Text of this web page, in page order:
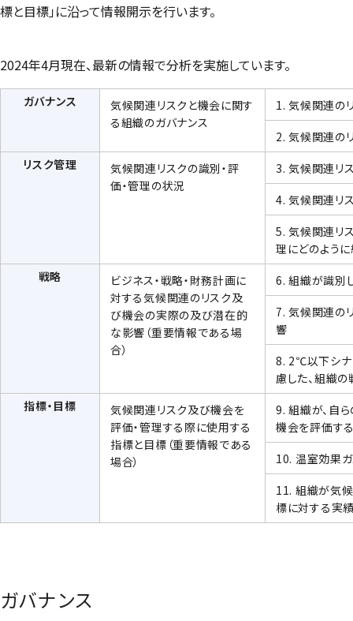
標と目標」に沿って情報開示を行います。
2024年4月現在、最新の情報で分析を実施しています。
ガバナンス
気候関連リスクと機会に関す
る組織のガバナンス
1. 気候関連の
2. 気候関連の
リスク管理
気候関連リスクの識別・評
価・管理の状況
3. 気候関連リ
4. 気候関連リ
5. 気候関連リ
理にどのよう
戦略
ビジネス・戦略・財務計画に
対する気候関連のリスク及
び機会の実際の及び潜在的
な影響（重要情報である場
合）
6. 組織が識別
7. 気候関連の
響
8. 2℃以下シナ
慮した、組織
指標・目標
気候関連リスク及び機会を
評価・管理する際に使用する
指標と目標（重要情報である
場合）
9. 組織が、自
機会を評価す
10. 温室効果ガ
11. 組織が気
標に対する実
ガバナンス